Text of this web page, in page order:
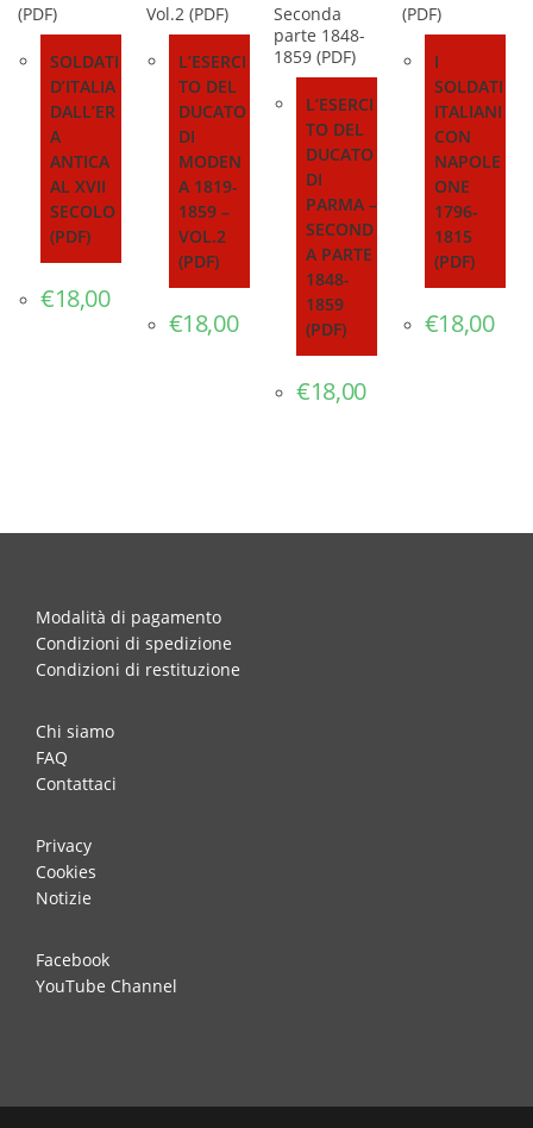
SOLDATI
D’ITALIA
DALL’ER
A
ANTICA
AL XVII
SECOLO
(PDF)
€18,00
L’ESERCI
TO DEL
DUCATO
DI
MODEN
A 1819-
1859 –
VOL.2
(PDF)
€18,00
L’ESERCI
TO DEL
DUCATO
DI
PARMA –
SECOND
A PARTE
1848-
1859
(PDF)
€18,00
I
SOLDATI
ITALIANI
CON
NAPOLE
ONE
1796-
1815
(PDF)
€18,00
Modalità di pagamento
Condizioni di spedizione
Condizioni di restituzione
Chi siamo
FAQ
Contattaci
Privacy
Cookies
Notizie
Facebook
YouTube Channel